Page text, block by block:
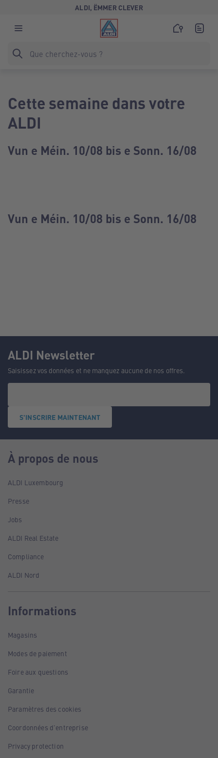
ALDI, ËMMER CLEVER
Cette semaine dans votre
ALDI
Vun e Méin. 10/08 bis e Sonn. 16/08
Vun e Méin. 10/08 bis e Sonn. 16/08
ALDI Newsletter
Saisissez vos données et ne manquez aucune de nos offres.
S'INSCRIRE MAINTENANT
À propos de nous
ALDI Luxembourg
Presse
Jobs
ALDI Real Estate
Compliance
ALDI Nord
Informations
Magasins
Modes de paiement
Foire aux questions
Garantie
Paramètres des cookies
Coordonnées d'entreprise
Privacy protection